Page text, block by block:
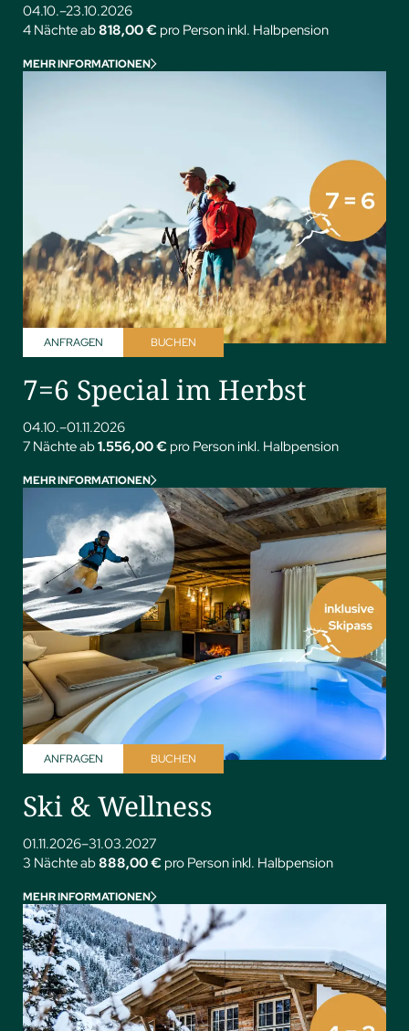
04.10.–23.10.2026
4 Nächte ab818,00 € pro Person inkl. Halbpension
MEHR INFORMATIONEN
BUCHEN
ANFRAGEN
7=6 Special im Herbst
04.10.–01.11.2026
7 Nächte ab1.556,00 € pro Person inkl. Halbpension
MEHR INFORMATIONEN
BUCHEN
ANFRAGEN
Ski & Wellness
01.11.2026–31.03.2027
3 Nächte ab888,00 € pro Person inkl. Halbpension
MEHR INFORMATIONEN